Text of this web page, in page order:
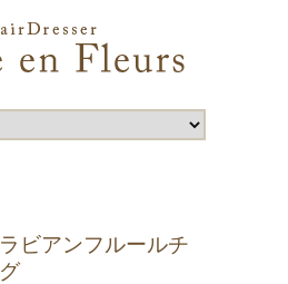
ビアンフルールチ